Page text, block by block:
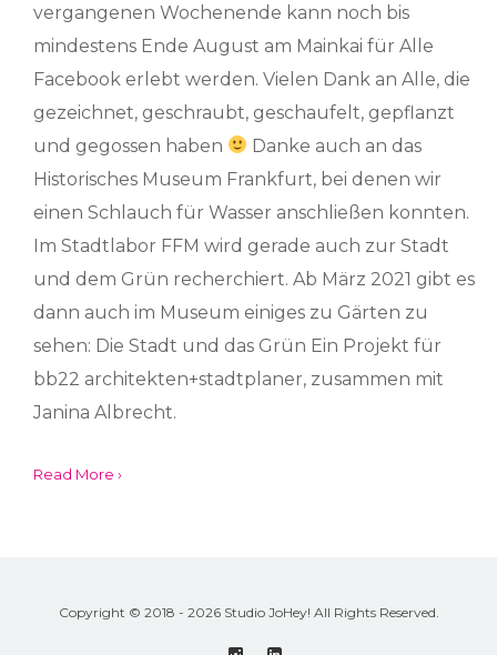
vergangenen Wochenende kann noch bis
mindestens Ende August am Mainkai für Alle
Facebook erlebt werden. Vielen Dank an Alle, die
gezeichnet, geschraubt, geschaufelt, gepflanzt
und gegossen haben
Danke auch an das
Historisches Museum Frankfurt, bei denen wir
einen Schlauch für Wasser anschließen konnten.
Im Stadtlabor FFM wird gerade auch zur Stadt
und dem Grün recherchiert. Ab März 2021 gibt es
dann auch im Museum einiges zu Gärten zu
sehen: Die Stadt und das Grün Ein Projekt für
bb22 architekten+stadtplaner, zusammen mit
Janina Albrecht.
Read More ›
Copyright © 2018 - 2026 Studio JoHey! All Rights Reserved.